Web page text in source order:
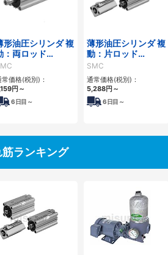
形油圧シリンダ 複
：両ロッド
シリーズ
常価格(税別)：
円～
6日目～
薄形油圧シリンダ 複
動：片ロッド
CH□QBシリーズ
SMC
通常価格(税別)：
5,288円～
6日目～
ランキング